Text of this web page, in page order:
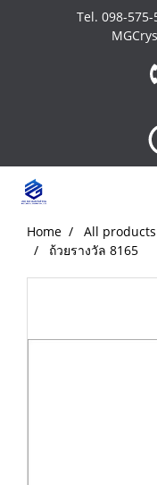
Tel. 098-
Home All products
ถ้วยรางวัล 8165